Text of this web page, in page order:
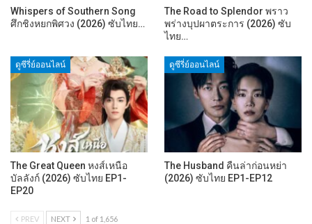
Whispers of Southern Song
ศึกชิงหยกพิศวง (2026) ซับไทย…
The Road to Splendor พราว
พร่างบุปผาตระการ (2026) ซับ
ไทย…
ดูซีรี่ย์ออนไลน์
The Great Queen หงส์เหนือ
บัลลังก์ (2026) ซับไทย EP1-
EP20
ดูซีรี่ย์ออนไลน์
The Husband คืนล่าก่อนหย่า
(2026) ซับไทย EP1-EP12
PREV NEXT 1 of 1,656